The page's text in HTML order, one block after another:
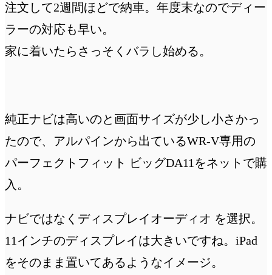
注文して2週間ほどで納車。年度末なのでディー
ラーの対応も早い。
家に着いたらさっそくバラし始める。
純正ナビは高いのと画面サイズが少し小さかっ
たので、アルパインから出ているWR-V専用の
パーフェクトフィット ビッグDA11をネットで購
入。
ナビではなくディスプレイオーディオ を選択。
11インチのディスプレイは大きいですね。iPad
をそのまま置いてあるようなイメージ。